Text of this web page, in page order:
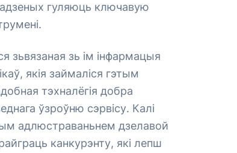
гуляюць ключавую
зьвязаная зь ім інфармацыя
якія займаліся гэтым
тэхналёгія добра
ўзроўню сэрвісу. Калі
адлюстраваньнем дзелавой
канкурэнту, які лепш